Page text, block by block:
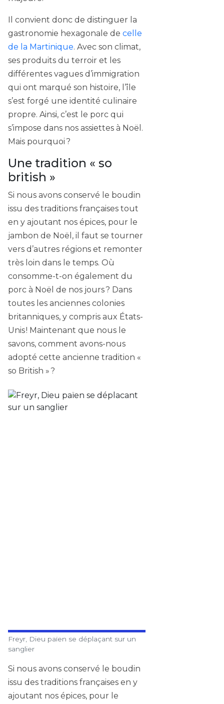
Il convient donc de distinguer la
gastronomie hexagonale de celle
de la Martinique. Avec son climat,
ses produits du terroir et les
différentes vagues d’immigration
qui ont marqué son histoire, l’île
s’est forgé une identité culinaire
propre. Ainsi, c’est le porc qui
s’impose dans nos assiettes à Noël.
Mais pourquoi ?
Une tradition « so
british »
Si nous avons conservé le boudin
issu des traditions françaises tout
en y ajoutant nos épices, pour le
jambon de Noël, il faut se tourner
vers d’autres régions et remonter
très loin dans le temps. Où
consomme-t-on également du
porc à Noël de nos jours ? Dans
toutes les anciennes colonies
britanniques, y compris aux États-
Unis ! Maintenant que nous le
savons, comment avons-nous
adopté cette ancienne tradition «
so British » ?
Freyr, Dieu païen se déplaçant sur un
sanglier
Si nous avons conservé le boudin
issu des traditions françaises en y
ajoutant nos épices, pour le